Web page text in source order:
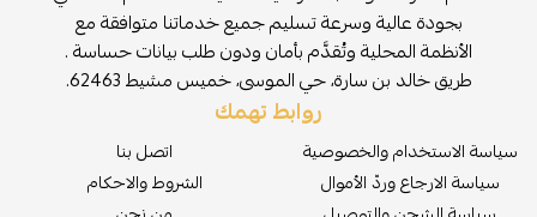
بجودة عالية وسرعة تسليم جميع خدماتنا متوافقة مع
الأنظمة المحلية وتُقدَّم بأمان ودون طلب بيانات حساسة .
طريق خالد بن سارة، حي الموسى، خميس مشيط 62463.
روابط تهمك
سياسة الاستخدام والخصوصية
سياسة الارجاع وردّ الأموال
اتصل بنا
الشروط والاحكام